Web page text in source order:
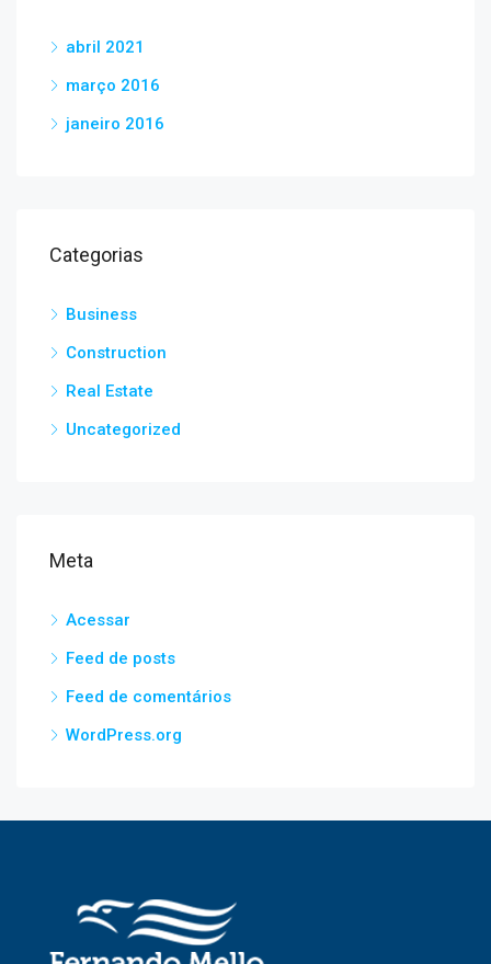
abril 2021
março 2016
janeiro 2016
Categorias
Business
Construction
Real Estate
Uncategorized
Meta
Acessar
Feed de posts
Feed de comentários
WordPress.org